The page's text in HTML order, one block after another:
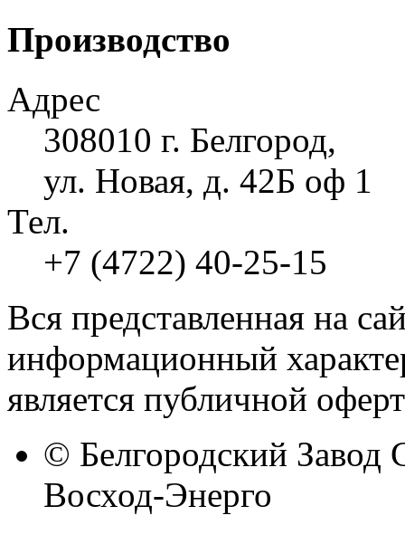
Производство
Адрес
308010 г. Белгород,
ул. Новая, д. 42Б оф 1
Тел.
+7 (4722) 40-25-15
Вся представленная на
информационный
является публичной
© Белгородский Завод
Восход-Энерго